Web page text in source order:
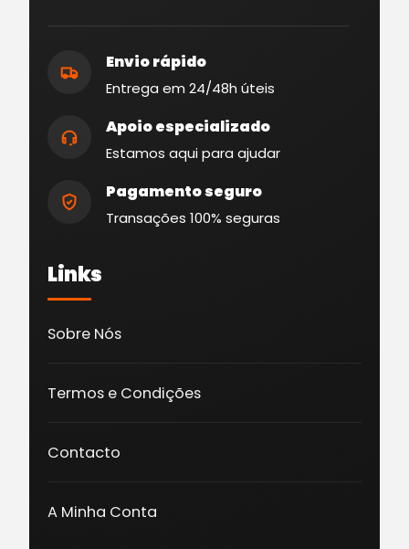
Envio rápido
Entrega em 24/48h úteis
Apoio especializado
Estamos aqui para ajudar
Pagamento seguro
Transações 100% seguras
Links
Sobre Nós
Termos e Condições
Contacto
A Minha Conta